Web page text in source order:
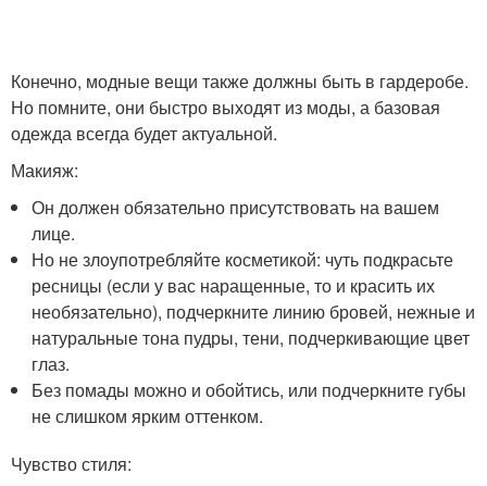
Конечно, модные вещи также должны быть в гардеробе.
Но помните, они быстро выходят из моды, а базовая
одежда всегда будет актуальной.
Макияж:
Он должен обязательно присутствовать на вашем
лице.
Но не злоупотребляйте косметикой: чуть подкрасьте
ресницы (если у вас наращенные, то и красить их
необязательно), подчеркните линию бровей, нежные и
натуральные тона пудры, тени, подчеркивающие цвет
глаз.
Без помады можно и обойтись, или подчеркните губы
не слишком ярким оттенком.
Чувство стиля: